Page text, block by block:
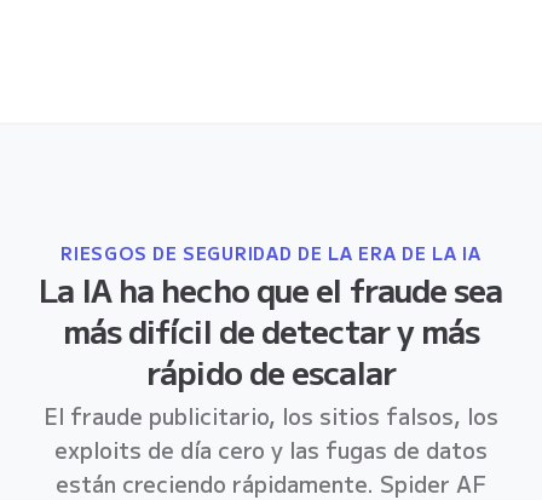
RIESGOS DE SEGURIDAD DE LA ERA DE LA IA
La IA ha hecho que el fraude sea
más difícil de detectar y más
rápido de escalar
El fraude publicitario, los sitios falsos, los
exploits de día cero y las fugas de datos
están creciendo rápidamente. Spider AF